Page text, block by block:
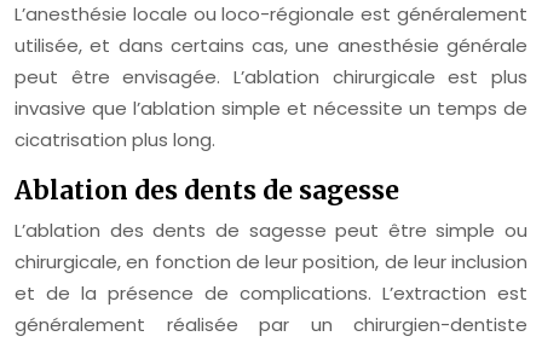
L’anesthésie locale ou loco-régionale est généralement
utilisée, et dans certains cas, une anesthésie générale
peut être envisagée. L’ablation chirurgicale est plus
invasive que l’ablation simple et nécessite un temps de
cicatrisation plus long.
Ablation des dents de sagesse
L’ablation des dents de sagesse peut être simple ou
chirurgicale, en fonction de leur position, de leur inclusion
et de la présence de complications. L’extraction est
généralement réalisée par un chirurgien-dentiste